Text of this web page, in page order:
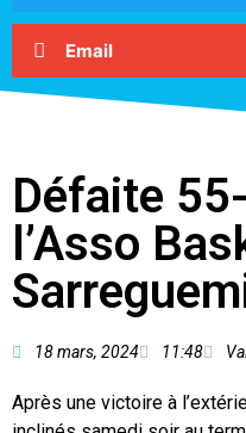
Email
Défaite
l’Asso
18 mars, 2024 11:48
Après une victoire à